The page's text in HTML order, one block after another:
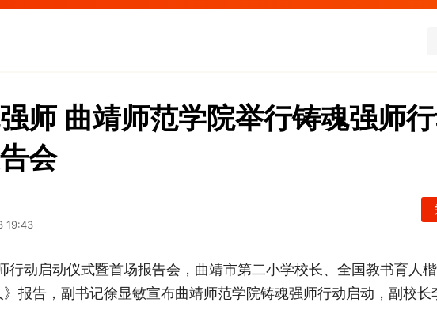
师 曲靖师范学院举行铸魂强师
会
19:43
行动启动仪式暨首场报告会，曲靖市第二小学校长、全国教书育人
报告，副书记徐显敏宣布曲靖师范学院铸魂强师行动启动，副校长